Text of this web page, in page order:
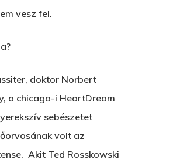
vesz fel.
doktor Norbert
a chicago-i HeartDream
sebészetet
volt az
Akit Ted Rosskowski